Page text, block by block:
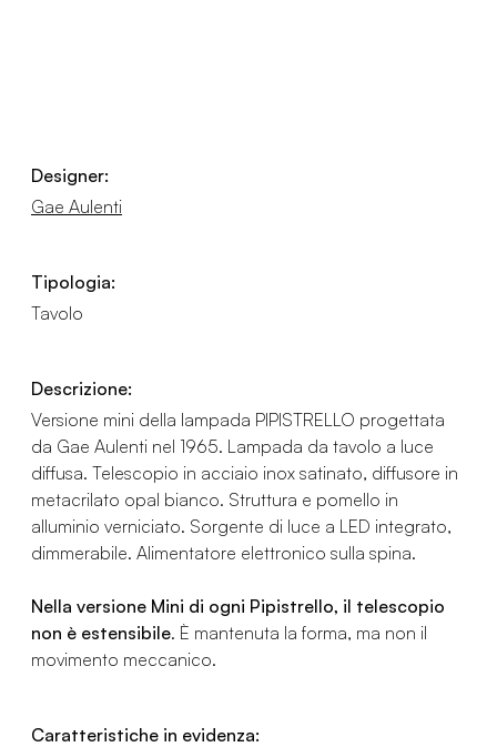
Designer:
Gae Aulenti
Tipologia:
Tavolo
Descrizione:
Versione mini della lampada PIPISTRELLO progettata
da Gae Aulenti nel 1965. Lampada da tavolo a luce
diffusa. Telescopio in acciaio inox satinato, diffusore in
metacrilato opal bianco. Struttura e pomello in
alluminio verniciato. Sorgente di luce a LED integrato,
dimmerabile. Alimentatore elettronico sulla spina.
Nella versione Mini di ogni Pipistrello, il telescopio
non è estensibile. È mantenuta la forma, ma non il
movimento meccanico.
Caratteristiche in evidenza: